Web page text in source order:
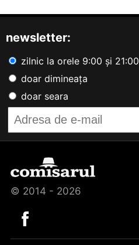
newsletter:
zilnic la orele 9:00 și 21:00
doar dimineața
doar seara
© 2014 - 2026